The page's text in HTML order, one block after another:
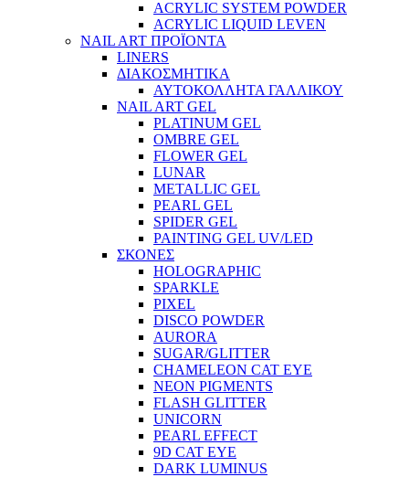
ACRYLIC SYSTEM POWDER
ACRYLIC LIQUID LEVEN
NAIL ART ΠΡΟΪΟΝΤΑ
LINERS
ΔΙΑΚΟΣΜΗΤΙΚΑ
ΑΥΤΟΚΟΛΛΗΤΑ ΓΑΛΛΙΚΟΥ
NAIL ART GEL
PLATINUM GEL
OMBRE GEL
FLOWER GEL
LUNAR
METALLIC GEL
PEARL GEL
SPIDER GEL
PAINTING GEL UV/LED
ΣΚΟΝΕΣ
HOLOGRAPHIC
SPARKLE
PIXEL
DISCO POWDER
AURORA
SUGAR/GLITTER
CHAMELEON CAT EYE
NEON PIGMENTS
FLASH GLITTER
UNICORN
PEARL EFFECT
9D CAT EYE
DARK LUMINUS